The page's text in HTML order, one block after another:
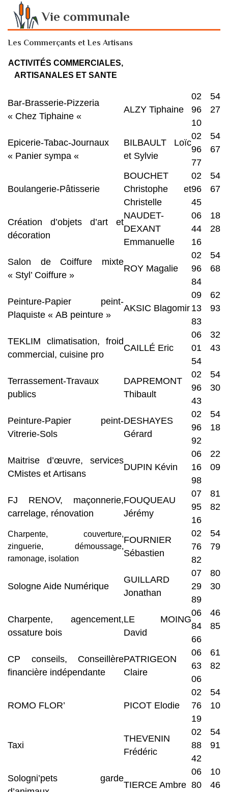
Vie communale
Les Commerçants et Les Artisans
ACTIVITÉS COMMERCIALES,
ARTISANALES ET SANTE
Bar-Brasserie-Pizzeria
« Chez Tiphaine «
ALZY Tiphaine
02 54
96 27
10
Epicerie-Tabac-Journaux
« Panier sympa «
BILBAULT Loïc
et Sylvie
02 54
96 67
77
Boulangerie-Pâtisserie
BOUCHET
Christophe et
Christelle
02 54
96 67
45
Création d’objets d’art et
décoration
NAUDET-
DEXANT
Emmanuelle
06 18
44 28
16
Salon de Coiffure mixte
« Styl’ Coiffure »
ROY Magalie
02 54
96 68
84
Peinture-Papier peint-
Plaquiste « AB peinture »
AKSIC Blagomir
09 62
13 93
83
TEKLIM climatisation, froid
commercial, cuisine pro
CAILLÉ Eric
06 32
01 43
54
Terrassement-Travaux
publics
DAPREMONT
Thibault
02 54
96 30
43
Peinture-Papier peint-
Vitrerie-Sols
DESHAYES
Gérard
02 54
96 18
92
Maitrise d’œuvre, services
CMistes et Artisans
DUPIN Kévin
06 22
16 09
98
FJ RENOV, maçonnerie,
carrelage, rénovation
FOUQUEAU
Jérémy
07 81
95 82
16
Charpente, couverture,
zinguerie, démoussage,
ramonage, isolation
FOURNIER
Sébastien
02 54
76 79
82
Sologne Aide Numérique
GUILLARD
Jonathan
07 80
29 30
89
Charpente, agencement,
ossature bois
LE MOING
David
06 46
84 85
66
CP conseils, Conseillère
financière indépendante
PATRIGEON
Claire
06 61
63 82
06
ROMO FLOR’ PICOT Elodie
02 54
76 10
19
Taxi
THEVENIN
Frédéric
02 54
88 91
42
Sologni’pets garde
TIERCE Ambre
06 10
80 46